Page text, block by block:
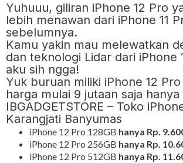
Yuhuuu, giliran iPhone 12 Pro
lebih menawan dari iPhone 11
sebelumnya.
Kamu yakin mau melewatkan
dan teknologi Lidar dari iPhone
aku sih ngga!
Yuk buruan miliki iPhone 12
harga mulai 9 jutaan saja hanya
IBGADGETSTORE – Toko
Karangjati Banyumas
iPhone 12 Pro 128GB hanya Rp.
iPhone 12 Pro 256GB hanya Rp.
iPhone 12 Pro 512GB hanya Rp.